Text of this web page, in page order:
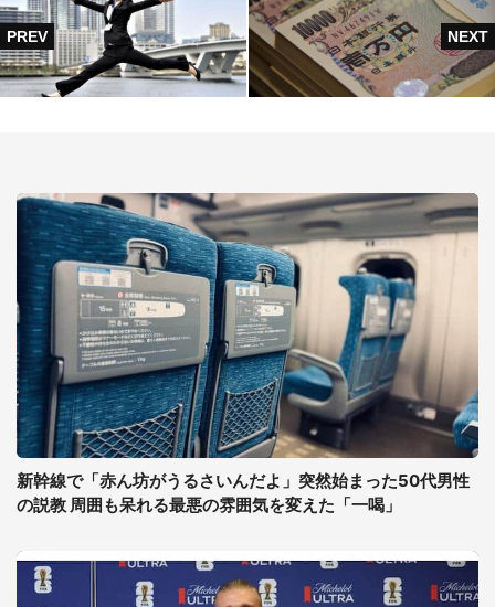
新幹線で「赤ん坊がうるさいんだよ」突然始まった50代男性
の説教 周囲も呆れる最悪の雰囲気を変えた「一喝」